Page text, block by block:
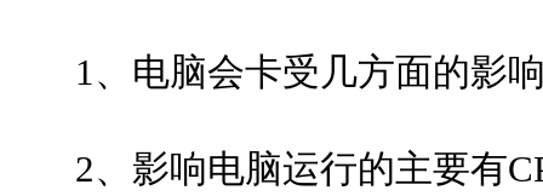
1、电脑会卡受几方面的影响
2、影响电脑运行的主要有